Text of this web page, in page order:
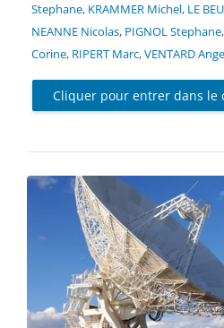
Stephane, KRAMMER Michel, LE
NEANNE Nicolas, PIGNOL Stephane,
Corine, RIPERT Marc,VENTARD
Cliquer pour entrer dans le